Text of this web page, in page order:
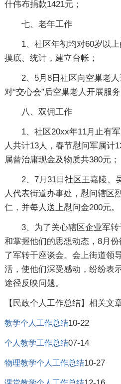
什伟布捐款1421元；
七、老年工作
1、社区年初均对60岁以上
摸底、统计，建立台帐；
2、5月8日社区向空巢老人
对“交心会”后空巢老人开展服
八、双佣工作
1、社区20xx年11月止有军
人共计13人，春节慰问军属计
属曾治庸现金及物质共380元；
2、7月31日社区王嘉陵、
人代表街道办事处，慰问辖区
仁，并每人送上慰问金200元。
3、为了关心辖区企业军转
和掌握他们的思想动态，8月
了军转干座谈会。会上街道领
活，使他们深受感动，纷纷表
途径反映问题。
【民政个人工作总结】相关文
教学个人工作总结10-22
个人教学工作总结07-14
物理教学个人工作总结10-27